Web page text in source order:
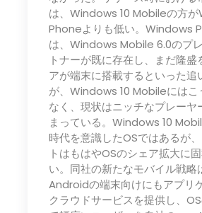
は、Windows 10 Mobileの方
Phoneよりも低い。Windows
は、Windows Mobile 6.0のプ
トナーが既に存在し、まだ隆盛
アが端末に搭載するといった追
が、Windows 10 Mobileにはこ
なく、現状はニッチなプレーヤ
まっている。Windows 10
時代を意識したOSではあるが
トはもはやOSのシェア拡大に
い。同社の新たなモバイル戦略
Androidの端末向けにもアプリ
クラウドサービスを提供し、